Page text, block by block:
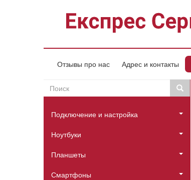
Отзывы про нас Адрес и контакты
Пошукова
форма
Поиск Поиск
Головне
меню
Подключение и настройка
Ноутбуки
Планшеты
Смартфоны